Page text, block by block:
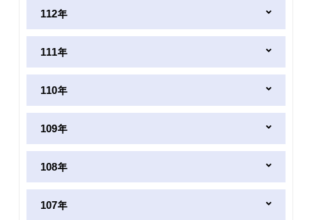
112年
111年
110年
109年
108年
107年